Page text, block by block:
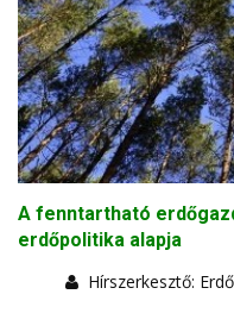
A fenntartható
erdőpolitika alapja
Hírszerkesztő: